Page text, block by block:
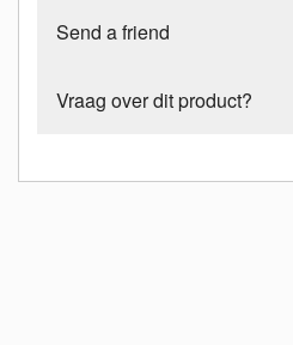
Send a friend
Vraag over dit product?